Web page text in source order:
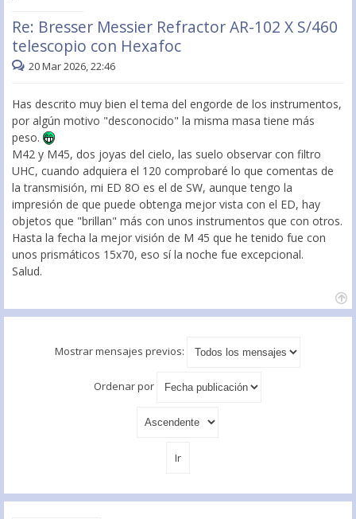
Re: Bresser Messier Refractor AR-102 X S/460
telescopio con Hexafoc
20 Mar 2026, 22:46
Has descrito muy bien el tema del engorde de los instrumentos,
por algún motivo "desconocido" la misma masa tiene más
peso.
M42 y M45, dos joyas del cielo, las suelo observar con filtro
UHC, cuando adquiera el 120 comprobaré lo que comentas de
la transmisión, mi ED 8O es el de SW, aunque tengo la
impresión de que puede obtenga mejor vista con el ED, hay
objetos que "brillan" más con unos instrumentos que con otros.
Hasta la fecha la mejor visión de M 45 que he tenido fue con
unos prismáticos 15x70, eso sí la noche fue excepcional.
Salud.
Mostrar mensajes previos:
Ordenar por